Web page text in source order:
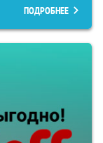
ПОДРОБНЕЕ